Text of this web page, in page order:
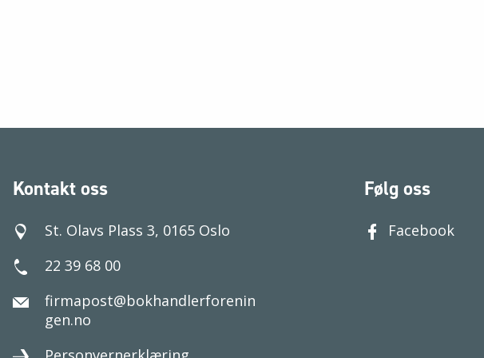
Kontakt oss
St. Olavs Plass 3, 0165 Oslo
22 39 68 00
firmapost@bokhandlerforenin
gen.no
Følg oss
Facebook